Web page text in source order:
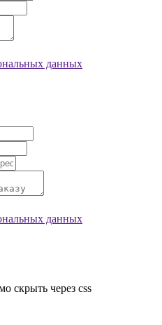
данных
данных
скрыть через css